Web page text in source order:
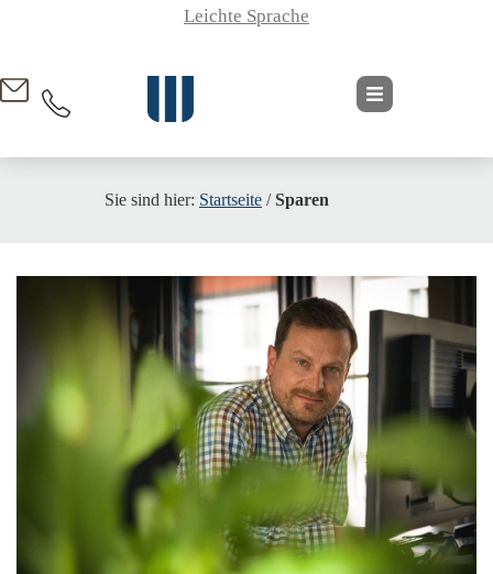
Leichte Sprache
Sie sind hier: Startseite /Sparen